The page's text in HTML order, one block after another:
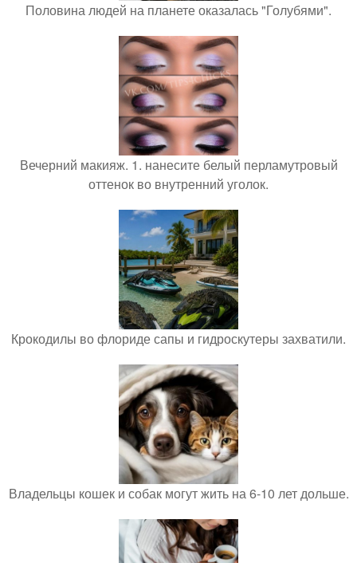
Половина людей на планете оказалась "Голубями".
Вечерний макияж. 1. нанесите белый перламутровый
оттенок во внутренний уголок.
Крокодилы во флориде сапы и гидроскутеры захватили.
Владельцы кошек и собак могут жить на 6-10 лет дольше.